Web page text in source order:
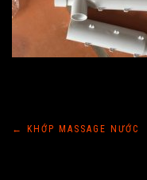
Điều
← KHỚP MASSAGE NƯỚC